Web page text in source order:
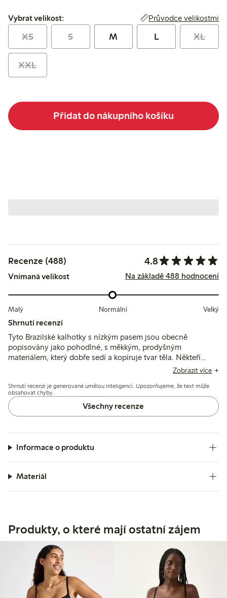
Vybrat velikost:
Vybrat velikost: Průvodce velikostmi
XS S M L XL
XXL
Přidat do nákupního košíku
Recenze (488) 4.8
Vnímaná velikost Na základě 488 hodnocení
Malý Normální Velký
Shrnutí recenzí
Tyto Brazilské kalhotky s nízkým pasem jsou obecně
popisovány jako pohodlné, s měkkým, prodyšným
materiálem, který dobře sedí a kopíruje tvar těla. Někteří
zákazníci uvádějí, že velikost odpovídá menšímu nebo
problémy s pevností švů po praní.
Zobrazit více
Shrnutí recenzí je generované umělou inteligencí. Upozorňujeme, že text může
obsahovat chyby.
Všechny recenze
Informace o produktu
Materiál
Produkty, o které mají ostatní zájem